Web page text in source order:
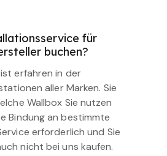
für
buchen?
erfahren in der
aller Marken. Sie
Wallbox Sie nutzen
Bindung an bestimmte
erforderlich und Sie
nicht bei uns kaufen.